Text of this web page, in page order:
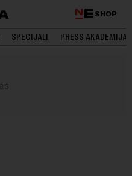
SHOP
SPECIJALI PRESS AKADEMIJA